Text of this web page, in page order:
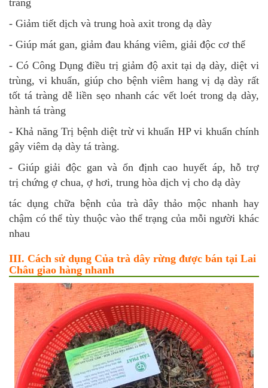
- Giảm tiết dịch và trung hoà axit trong dạ dày
- Giúp mát gan, giảm đau kháng viêm, giải độc cơ thể
- Có Công Dụng điều trị giảm độ axit tại dạ dày, diệt vi
trùng, vi khuẩn, giúp cho bệnh viêm hang vị dạ dày rất
tốt tá tràng dễ liền sẹo nhanh các vết loét trong dạ dày,
hành tá tràng
- Khả năng Trị bệnh diệt trừ vi khuẩn HP vi khuẩn chính
gây viêm dạ dày tá tràng.
- Giúp giải độc gan và ổn định cao huyết áp, hỗ trợ
trị chứng ợ chua, ợ hơi, trung hòa dịch vị cho dạ dày
tác dụng chữa bệnh của trà dây thảo mộc nhanh hay
chậm có thể tùy thuộc vào thể trạng của mỗi người khác
nhau
III. Cách sử dụng Của trà dây rừng được bán tại Lai
Châu giao hàng nhanh